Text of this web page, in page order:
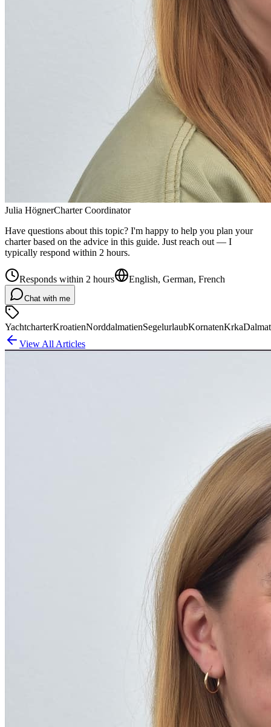
Julia HögnerCharter Coordinator
Have questions about this topic? I'm happy to help you plan your
charter based on the advice in this guide. Just reach out — I
typically respond within 2 hours.
Responds within 2 hours English, German, French
Chat with me
YachtcharterKroatienNorddalmatienSegelurlaubKornatenKrka
View All Articles